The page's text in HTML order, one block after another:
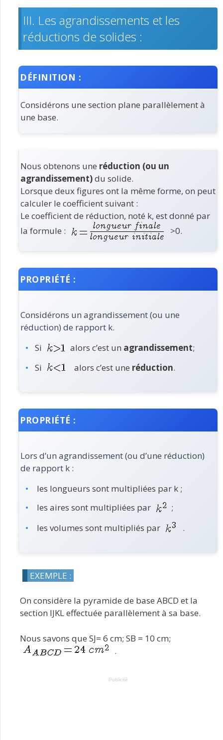
III. Les agrandissements et les
réductions de solides :
DÉFINITION :
Considérons une section plane parallèlement à
une base.
Nous obtenons une réduction (ou un
agrandissement)du solide.
Lorsque deux figures ont la même forme, on peut
calculer le coefficient suivant :
Le coefficient de réduction, noté k, est donné par
la formule :
>0.
PROPRIÉTÉ :
Considérons un agrandissement (ou une
réduction) de rapport k.
Si
alors c’est un agrandissement;
Si
alors c’est une réduction.
PROPRIÉTÉ :
Lors d’un agrandissement (ou d’une réduction)
de rapport k :
les longueurs sont multipliées par k ;
les aires sont multipliées par
;
les volumes sont multipliés par
.
EXEMPLE :
On considère la pyramide de base ABCD et la
section IJKL effectuée parallèlement à sa base.
Nous savons que SJ= 6 cm; SB = 10 cm;
.
Publicité